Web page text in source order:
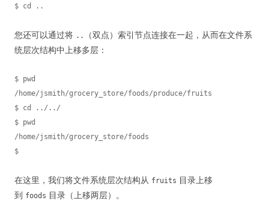
您还可以通过将 ..
（双点）索引节点连接在一起，从而在文件系
统层次结构中上移多层：
$ pwd
/home/jsmith/grocery_store/foods/produce/fruits
$ cd ../../
$ pwd
/home/jsmith/grocery_store/foods
在这里，我们将文件系统层次结构从 fruits 目录上移
到 foods 目录（上移两层）。